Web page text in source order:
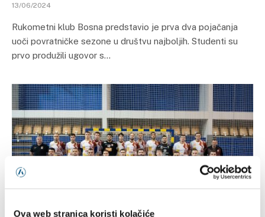
Ova web stranica koristi kolačiće
13/06/2024
Rukometni klub Bosna predstavio je prva dva pojačanja
uoči povratničke sezone u društvu najboljih. Studenti su
prvo produžili ugovor s…
RUKOMET